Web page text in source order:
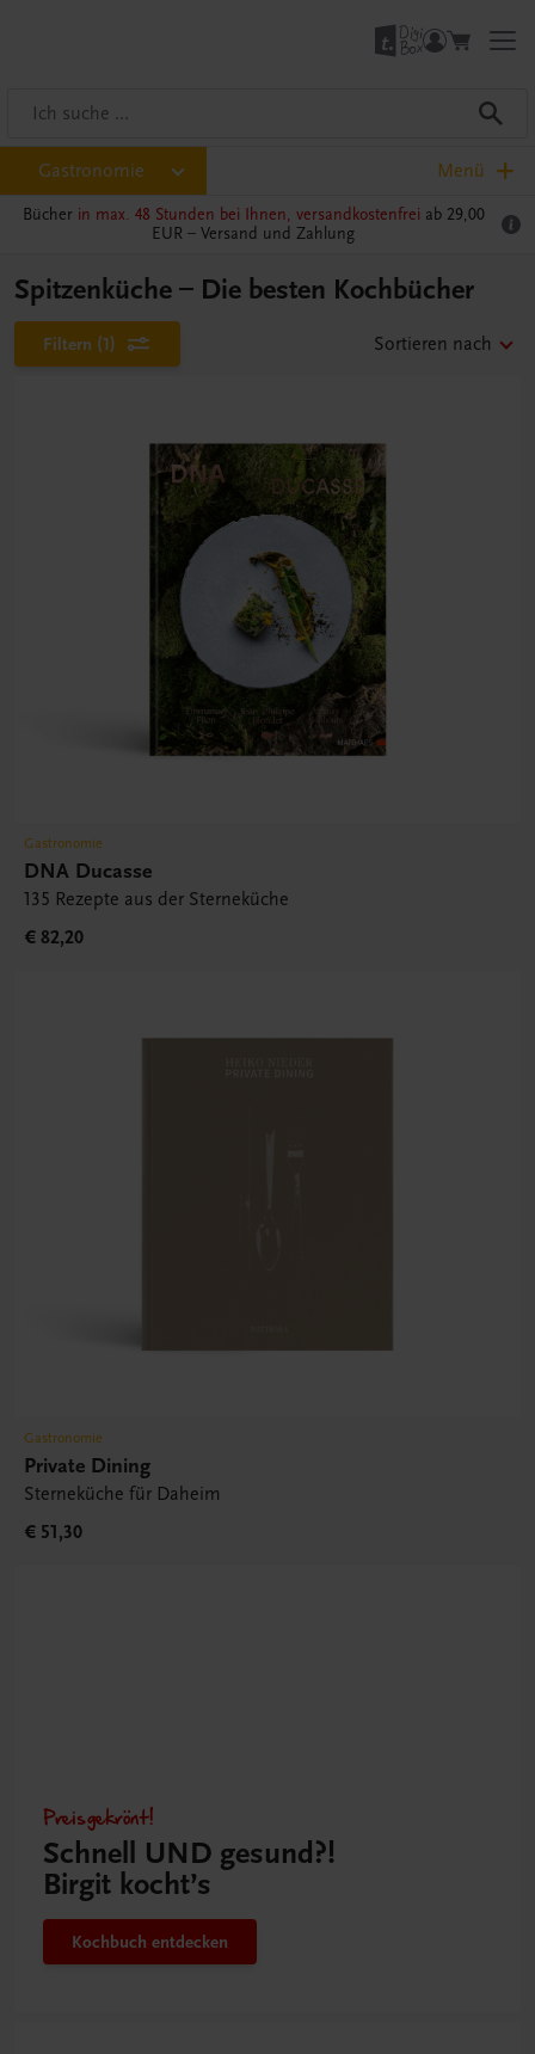
Gastronomie Menü
Bücher in max. 48 Stunden bei Ihnen, versandkostenfrei ab 29,00
EUR – Versand und Zahlung
Spitzenküche – Die besten Kochbücher
Filtern (1) Sortieren nach
Gastronomie
DNA Ducasse
135 Rezepte aus der Sterneküche
€ 82,20
Gastronomie
Private Dining
Sterneküche für Daheim
€ 51,30
Preisgekrönt!
Schnell UND gesund?!
Birgit kocht’s
Kochbuch entdecken